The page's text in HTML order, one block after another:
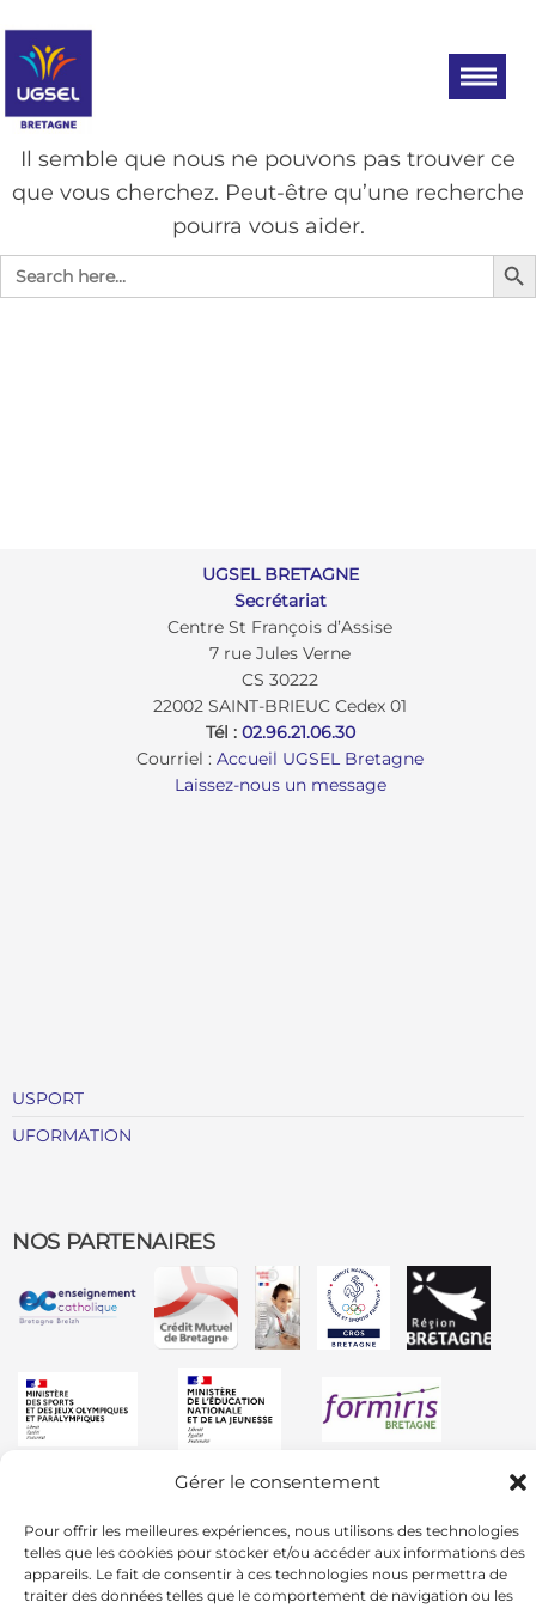
Gérer le consentement
Pour offrir les meilleures expériences, nous utilisons des technologies
telles que les cookies pour stocker et/ou accéder aux informations des
appareils. Le fait de consentir à ces technologies nous permettra de
traiter des données telles que le comportement de navigation ou les
au
contenuAUCUN RÉSULTAT
Il semble que nous ne pouvons pas trouver ce
que vous cherchez. Peut-être qu’une recherche
pourra vous aider.
Search
Search
UGSEL BRETAGNE
Secrétariat
Centre St François d’Assise
7 rue Jules Verne
CS 30222
22002 SAINT-BRIEUC Cedex 01
Tél : 02.96.21.06.30
Courriel : Accueil UGSEL Bretagne
Laissez-nous un message
USPORT
UFORMATION
NOS PARTENAIRES